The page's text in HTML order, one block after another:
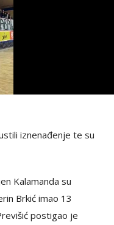
iznenađenje te su
Kalamanda su
Brkić imao 13
postigao je